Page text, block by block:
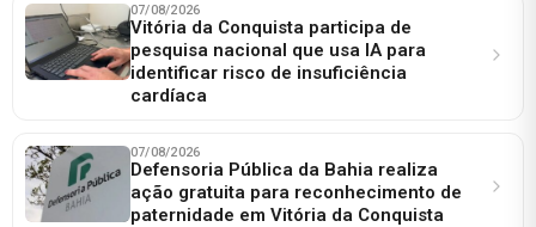
07/08/2026
Vitória da Conquista participa de
pesquisa nacional que usa IA para
identificar risco de insuficiência
cardíaca
07/08/2026
Defensoria Pública da Bahia realiza
ação gratuita para reconhecimento de
paternidade em Vitória da Conquista